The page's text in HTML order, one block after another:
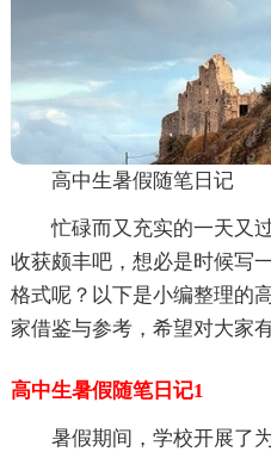
高中生暑假随笔日记
忙碌而又充实的一天又
收获颇丰吧，想必是时候写
格式呢？以下是小编整理的
家借鉴与参考，希望对大家
高中生暑假随笔日记1
暑假期间，学校开展了